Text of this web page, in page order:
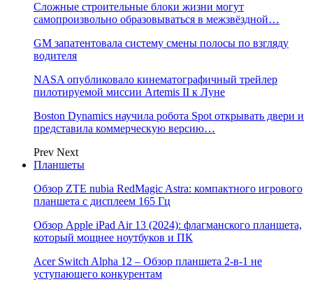
Сложные строительные блоки жизни могут
самопроизвольно образовываться в межзвёздной…
GM запатентовала систему смены полосы по взгляду
водителя
NASA опубликовало кинематографичный трейлер
пилотируемой миссии Artemis II к Луне
Boston Dynamics научила робота Spot открывать двери и
представила коммерческую версию…
Prev Next
Планшеты
Обзор ZTE nubia RedMagic Astra: компактного игрового
планшета с дисплеем 165 Гц
Обзор Apple iPad Air 13 (2024): флагманского планшета,
который мощнее ноутбуков и ПК
Acer Switch Alpha 12 – Обзор планшета 2-в-1 не
уступающего конкурентам